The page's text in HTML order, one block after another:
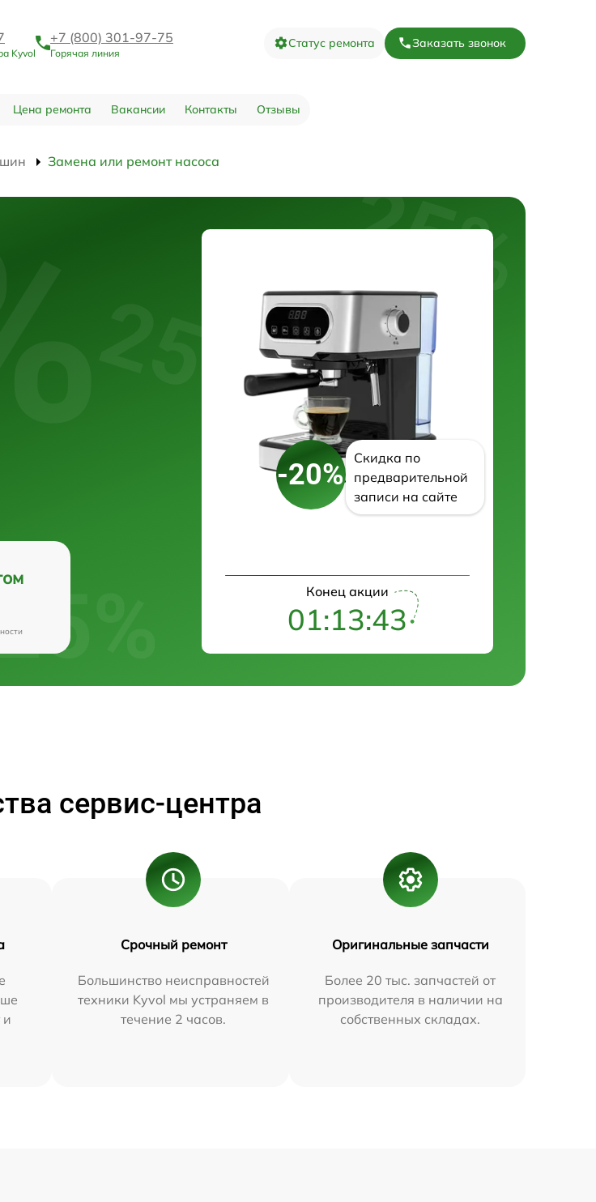
Kyvol
+7 (800) 301-97-75
Горячая линия
Статус ремонта Заказать звонок
Цена ремонта Вакансии Контакты Отзывы
Замена или ремонт насоса
-20%
Скидка по
предварительной
записи на сайте
Конец акции
01:13:42
сервис-центра
и
Срочный ремонт
Большинство неисправностей
техники Kyvol мы устраняем в
течение 2 часов.
Оригинальные запчасти
Более 20 тыс. запчастей от
производителя в наличии на
собственных складах.